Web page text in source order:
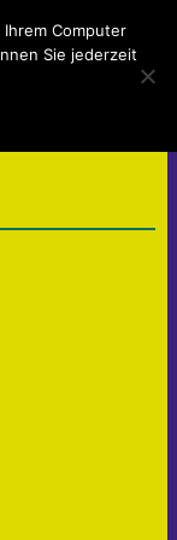
Computer
Sie jederzeit